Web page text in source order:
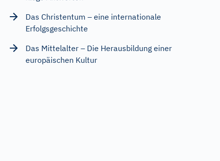
Das Christentum – eine internationale
Erfolgsgeschichte
Das Mittelalter – Die Herausbildung einer
europäischen Kultur